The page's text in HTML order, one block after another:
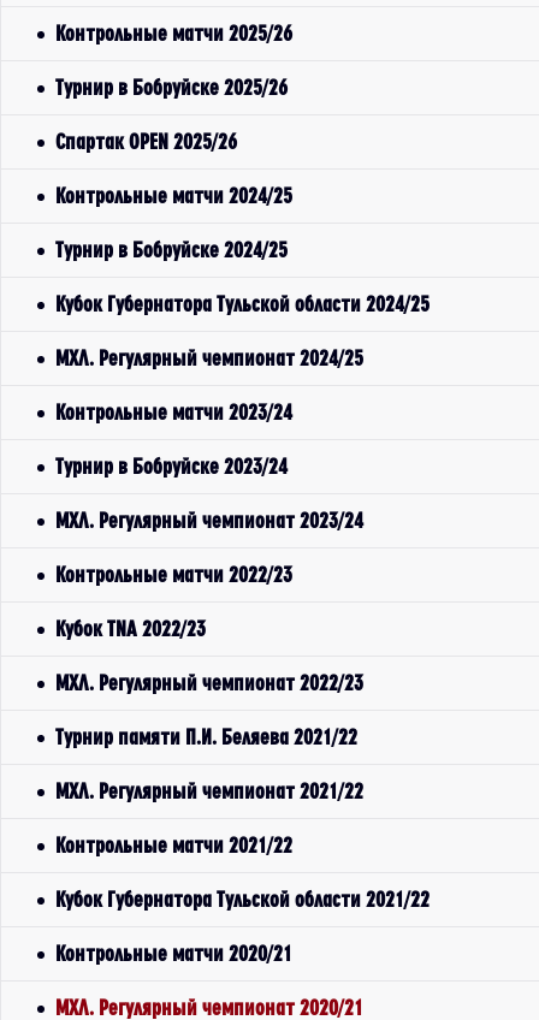
Контрольные матчи 2025/26
Турнир в Бобруйске 2025/26
Спартак OPEN 2025/26
Контрольные матчи 2024/25
Турнир в Бобруйске 2024/25
Кубок Губернатора Тульской области 2024/25
МХЛ. Регулярный чемпионат 2024/25
Контрольные матчи 2023/24
Турнир в Бобруйске 2023/24
МХЛ. Регулярный чемпионат 2023/24
Контрольные матчи 2022/23
Кубок TNA 2022/23
МХЛ. Регулярный чемпионат 2022/23
Турнир памяти П.И. Беляева 2021/22
МХЛ. Регулярный чемпионат 2021/22
Контрольные матчи 2021/22
Кубок Губернатора Тульской области 2021/22
Контрольные матчи 2020/21
МХЛ. Регулярный чемпионат 2020/21